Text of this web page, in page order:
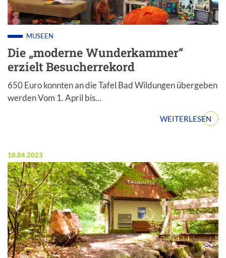
Die „moderne Wunderkammer“
erzielt Besucherrekord
MUSEEN
650 Euro konnten an die Tafel Bad Wildungen übergeben
werden Vom 1. April bis…
WEITERLESEN
Veröffentlicht am:
10.04.2023